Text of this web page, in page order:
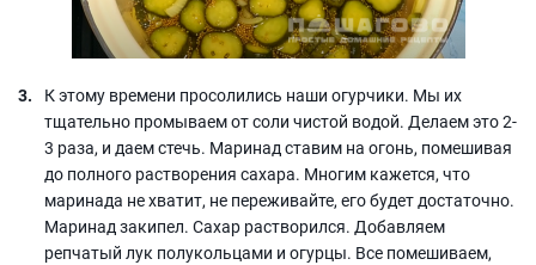
К этому времени просолились наши огурчики. Мы их
тщательно промываем от соли чистой водой. Делаем это 2-
3 раза, и даем стечь. Маринад ставим на огонь, помешивая
до полного растворения сахара. Многим кажется, что
маринада не хватит, не переживайте, его будет достаточно.
Маринад закипел. Сахар растворился. Добавляем
репчатый лук полукольцами и огурцы. Все помешиваем,